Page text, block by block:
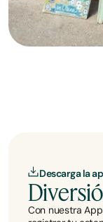
Descarga la
Con nuestra